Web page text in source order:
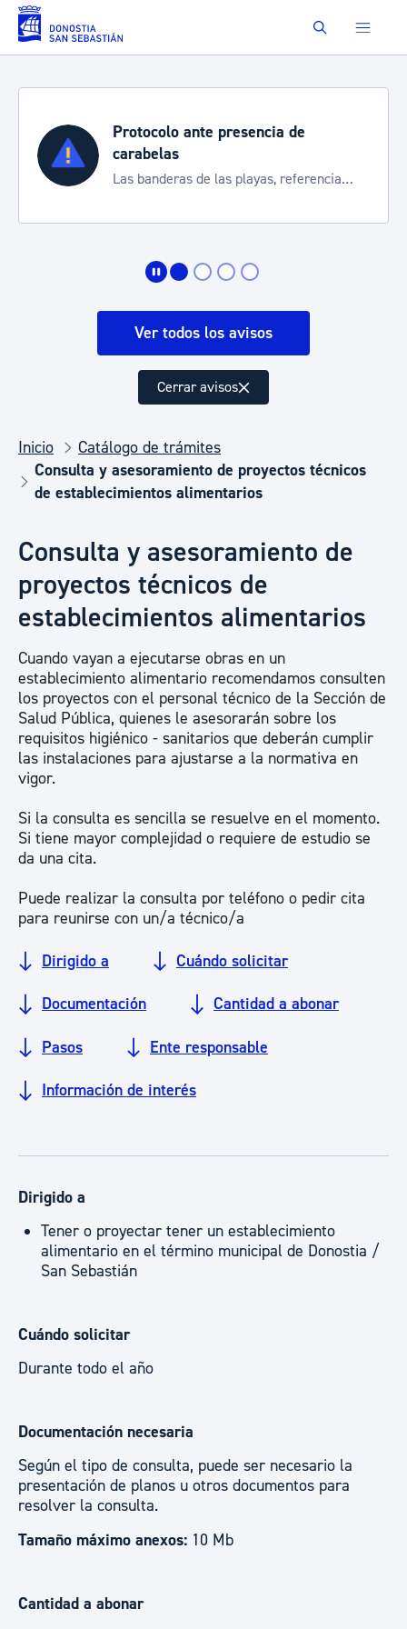
Saltar al contenido principal Buscar
Protocolo ante presencia de
carabelas
Las banderas de las playas, referencia
Ver todos los avisos
Cerrar avisos
Inicio
Catálogo de trámites
Consulta y asesoramiento de proyectos técnicos
de establecimientos alimentarios
Consulta y asesoramiento de
proyectos técnicos de
establecimientos alimentarios
Cuando vayan a ejecutarse obras en un
establecimiento alimentario recomendamos consulten
los proyectos con el personal técnico de la Sección de
Salud Pública, quienes le asesorarán sobre los
requisitos higiénico - sanitarios que deberán cumplir
las instalaciones para ajustarse a la normativa en
vigor.
Si la consulta es sencilla se resuelve en el momento.
Si tiene mayor complejidad o requiere de estudio se
da una cita.
Puede realizar la consulta por teléfono o pedir cita
para reunirse con un/a técnico/a
Dirigido a Cuándo solicitar
Documentación Cantidad a abonar
Pasos Ente responsable
Información de interés
Dirigido a
Tener o proyectar tener un establecimiento
alimentario en el término municipal de Donostia /
San Sebastián
Cuándo solicitar
Durante todo el año
Documentación necesaria
Según el tipo de consulta, puede ser necesario la
presentación de planos u otros documentos para
resolver la consulta.
Tamaño máximo anexos: 10 Mb
Cantidad a abonar